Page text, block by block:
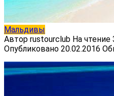
Мальдивы
Автор rustourclub На чтение
Опубликовано 20.02.2016